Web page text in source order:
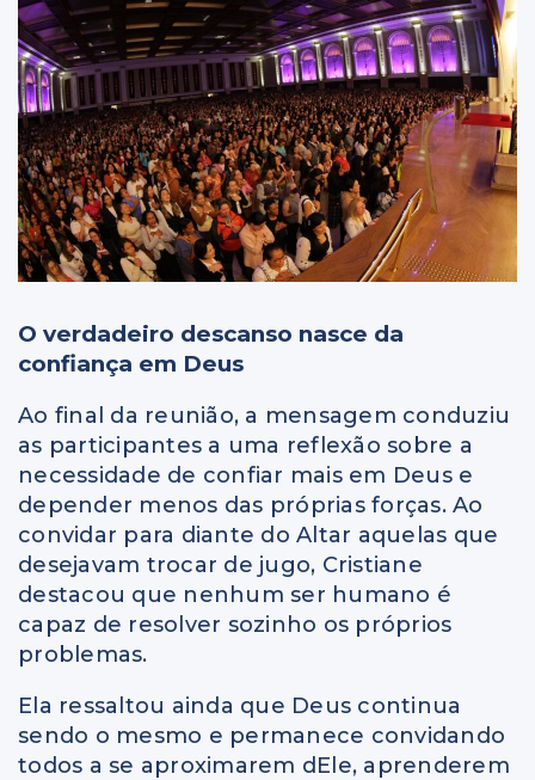
O verdadeiro descanso nasce da
confiança em Deus
Ao final da reunião, a mensagem conduziu
as participantes a uma reflexão sobre a
necessidade de confiar mais em Deus e
depender menos das próprias forças. Ao
convidar para diante do Altar aquelas que
desejavam trocar de jugo, Cristiane
destacou que nenhum ser humano é
capaz de resolver sozinho os próprios
problemas.
Ela ressaltou ainda que Deus continua
sendo o mesmo e permanece convidando
todos a se aproximarem dEle, aprenderem